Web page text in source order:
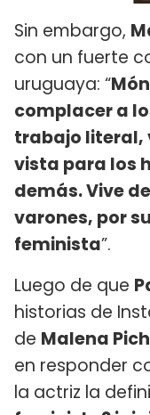
Sin embargo,
con un fuerte
uruguaya: “
complacer a
trabajo literal,
vista para los
demás. Vive
varones, por
feminista”.
Luego de que
historias de
de Malena
en responder
la actriz la